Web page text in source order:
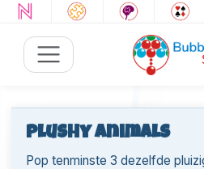
Plushy Animals
Pop tenminste 3 dezelfde